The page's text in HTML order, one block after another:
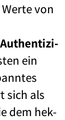
von
Authen­ti­zi­
ein
sich als
dem hek­